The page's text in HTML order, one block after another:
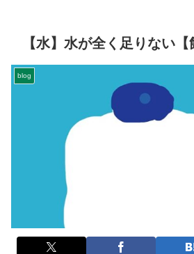
【水】水が全く足りない【
blog